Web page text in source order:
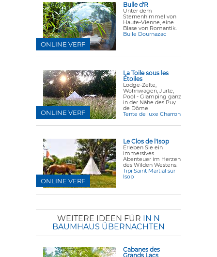
Bulle d'R
Unter dem
Sternenhimmel von
Haute-Vienne, eine
Blase von Romantik.
Bulle Dournazac
ONLINE VERF
La Toile sous les
Étoiles
Lodge-Zelte,
Wohnwagen, Jurte,
Pool - Glamping ganz
in der Nähe des Puy
de Dôme
Tente de luxe Charron
ONLINE VERF
Le Clos de l'Isop
Erleben Sie ein
immersives
Abenteuer im Herzen
des Wilden Westens.
Tipi Saint Martial sur
Isop
ONLINE VERF
WEITERE IDEEN FÜR IN N
BAUMHAUS ÜBERNACHTEN
Cabanes des
Grands Lacs